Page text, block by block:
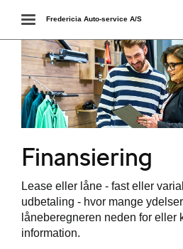
Toggle
navigation
Fredericia Auto-service A/S
Finansiering
Lease eller låne - fast eller
udbetaling - hvor mange
låneberegneren neden for eller
information.